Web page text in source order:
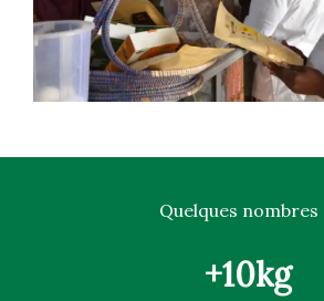
Quelques nombres
+10kg